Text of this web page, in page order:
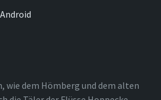
wie dem Hömberg und dem alten